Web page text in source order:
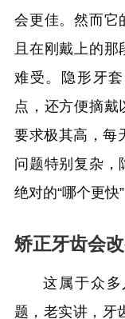
会更佳。然而它
且在刚戴上的
难受。隐形牙
点，还方便摘戴
要求极其高，每
问题特别复杂，
绝对的“哪个更快
矫正牙齿会
这属于众
题，老实讲，牙